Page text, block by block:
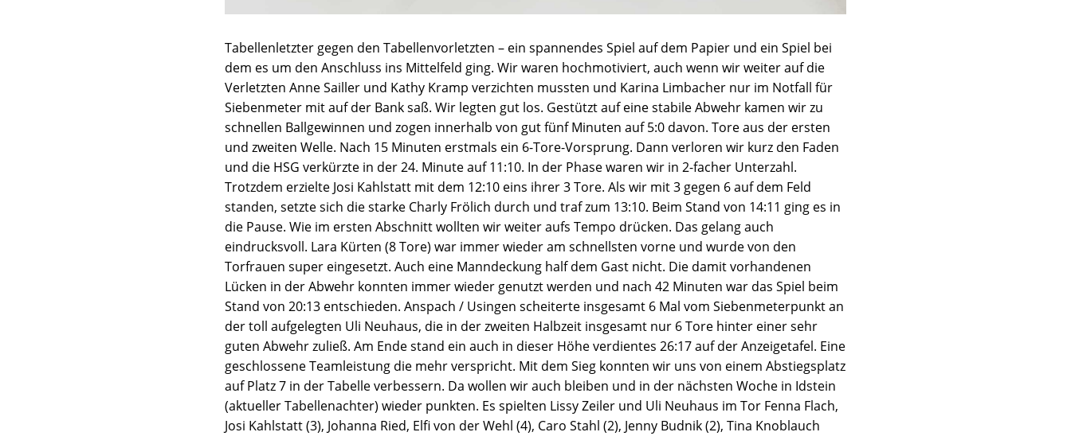
Tabellenletzter gegen den Tabellenvorletzten – ein spannendes Spiel auf dem Papier und ein Spiel bei
dem es um den Anschluss ins Mittelfeld ging. Wir waren hochmotiviert, auch wenn wir weiter auf die
Verletzten Anne Sailler und Kathy Kramp verzichten mussten und Karina Limbacher nur im Notfall für
Siebenmeter mit auf der Bank saß. Wir legten gut los. Gestützt auf eine stabile Abwehr kamen wir zu
schnellen Ballgewinnen und zogen innerhalb von gut fünf Minuten auf 5:0 davon. Tore aus der ersten
und zweiten Welle. Nach 15 Minuten erstmals ein 6-Tore-Vorsprung. Dann verloren wir kurz den Faden
und die HSG verkürzte in der 24. Minute auf 11:10. In der Phase waren wir in 2-facher Unterzahl.
Trotzdem erzielte Josi Kahlstatt mit dem 12:10 eins ihrer 3 Tore. Als wir mit 3 gegen 6 auf dem Feld
standen, setzte sich die starke Charly Frölich durch und traf zum 13:10. Beim Stand von 14:11 ging es in
die Pause. Wie im ersten Abschnitt wollten wir weiter aufs Tempo drücken. Das gelang auch
eindrucksvoll. Lara Kürten (8 Tore) war immer wieder am schnellsten vorne und wurde von den
Torfrauen super eingesetzt. Auch eine Manndeckung half dem Gast nicht. Die damit vorhandenen
Lücken in der Abwehr konnten immer wieder genutzt werden und nach 42 Minuten war das Spiel beim
Stand von 20:13 entschieden. Anspach / Usingen scheiterte insgesamt 6 Mal vom Siebenmeterpunkt an
der toll aufgelegten Uli Neuhaus, die in der zweiten Halbzeit insgesamt nur 6 Tore hinter einer sehr
guten Abwehr zuließ. Am Ende stand ein auch in dieser Höhe verdientes 26:17 auf der Anzeigetafel. Eine
geschlossene Teamleistung die mehr verspricht. Mit dem Sieg konnten wir uns von einem Abstiegsplatz
auf Platz 7 in der Tabelle verbessern. Da wollen wir auch bleiben und in der nächsten Woche in Idstein
(aktueller Tabellenachter) wieder punkten. Es spielten Lissy Zeiler und Uli Neuhaus im Tor Fenna Flach,
Josi Kahlstatt (3), Johanna Ried, Elfi von der Wehl (4), Caro Stahl (2), Jenny Budnik (2), Tina Knoblauch